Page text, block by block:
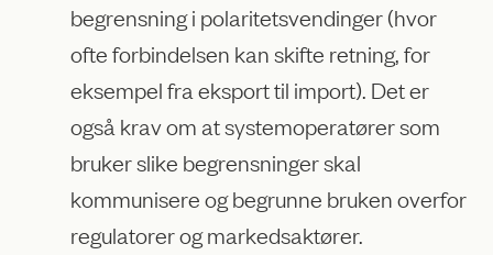
begrensning i polaritetsvendinger (hvor
ofte forbindelsen kan skifte retning, for
eksempel fra eksport til import). Det er
også krav om at systemoperatører som
bruker slike begrensninger skal
kommunisere og begrunne bruken overfor
regulatorer og markedsaktører.